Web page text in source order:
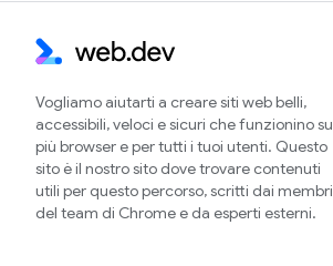
Vogliamo aiutarti a creare siti web belli,
accessibili, veloci e sicuri che funzionino su
più browser e per tutti i tuoi utenti. Questo
sito è il nostro sito dove trovare contenuti
utili per questo percorso, scritti dai membri
del team di Chrome e da esperti esterni.